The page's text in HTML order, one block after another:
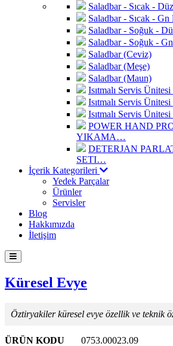
Saladbar - Sıcak -
Saladbar - Sıcak -
Saladbar - Soğuk -
Saladbar - Soğuk -
Saladbar (Ceviz)
Saladbar (Meşe)
Saladbar (Maun)
Isıtmalı Servis
Isıtmalı Servis
Isıtmalı Servis
POWER HAND
YIKAMA…
DETERJAN
SETI…
İçerik Kategorileri
Yedek Parçalar
Ürünler
Servisler
Blog
Hakkımızda
İletişim
Küresel Evye
Öztiryakiler küresel evye özellik ve teknik
ÜRÜN KODU
0753.00023.09